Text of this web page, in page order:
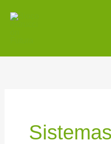
Sistemas